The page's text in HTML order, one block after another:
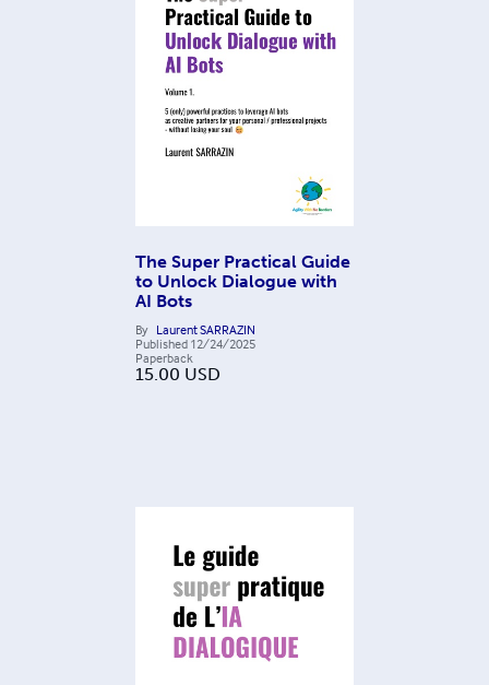
The Super Practical Guide
to Unlock Dialogue with
AI Bots
By Laurent SARRAZIN
Published 12/24/2025
Paperback
15.00 USD